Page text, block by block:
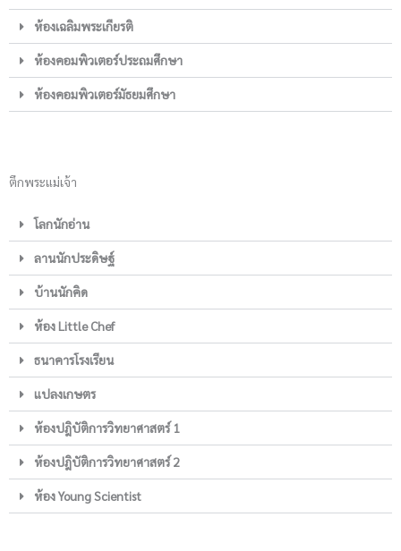
ห้องเฉลิมพระเกียรติ
ห้องคอมพิวเตอร์ประถมศึกษา
ห้องคอมพิวเตอร์มัธยมศึกษา
ตึกพระแม่เจ้า
โลกนักอ่าน
ลานนักประดิษฐ์
บ้านนักคิด
ห้อง Little Chef
ธนาคารโรงเรียน
แปลงเกษตร
ห้องปฎิบัติการวิทยาศาสตร์ 1
ห้องปฎิบัติการวิทยาศาสตร์ 2
ห้อง Young Scientist